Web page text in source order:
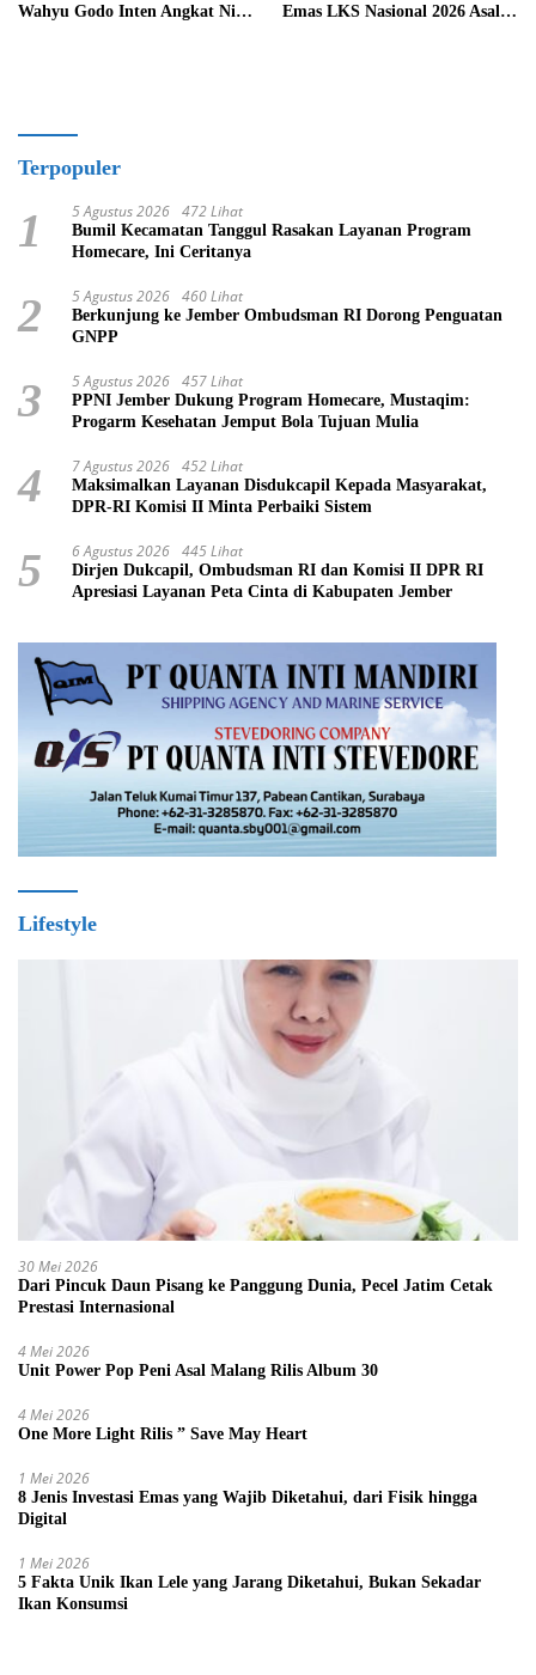
Wahyu Godo Inten Angkat Nilai
Emas LKS Nasional 2026 Asal
Terpopuler
1 5 Agustus 2026 472 Lihat
Bumil Kecamatan Tanggul Rasakan Layanan Program
Homecare, Ini Ceritanya
2 5 Agustus 2026 460 Lihat
Berkunjung ke Jember Ombudsman RI Dorong Penguatan
GNPP
3 5 Agustus 2026 457 Lihat
PPNI Jember Dukung Program Homecare, Mustaqim:
Progarm Kesehatan Jemput Bola Tujuan Mulia
4 7 Agustus 2026 452 Lihat
Maksimalkan Layanan Disdukcapil Kepada Masyarakat,
DPR-RI Komisi II Minta Perbaiki Sistem
5 6 Agustus 2026 445 Lihat
Dirjen Dukcapil, Ombudsman RI dan Komisi II DPR RI
Apresiasi Layanan Peta Cinta di Kabupaten Jember
Lifestyle
30 Mei 2026
Dari Pincuk Daun Pisang ke Panggung Dunia, Pecel Jatim Cetak
Prestasi Internasional
4 Mei 2026
Unit Power Pop Peni Asal Malang Rilis Album 30
4 Mei 2026
One More Light Rilis ” Save May Heart
1 Mei 2026
8 Jenis Investasi Emas yang Wajib Diketahui, dari Fisik hingga
Digital
1 Mei 2026
5 Fakta Unik Ikan Lele yang Jarang Diketahui, Bukan Sekadar
Ikan Konsumsi